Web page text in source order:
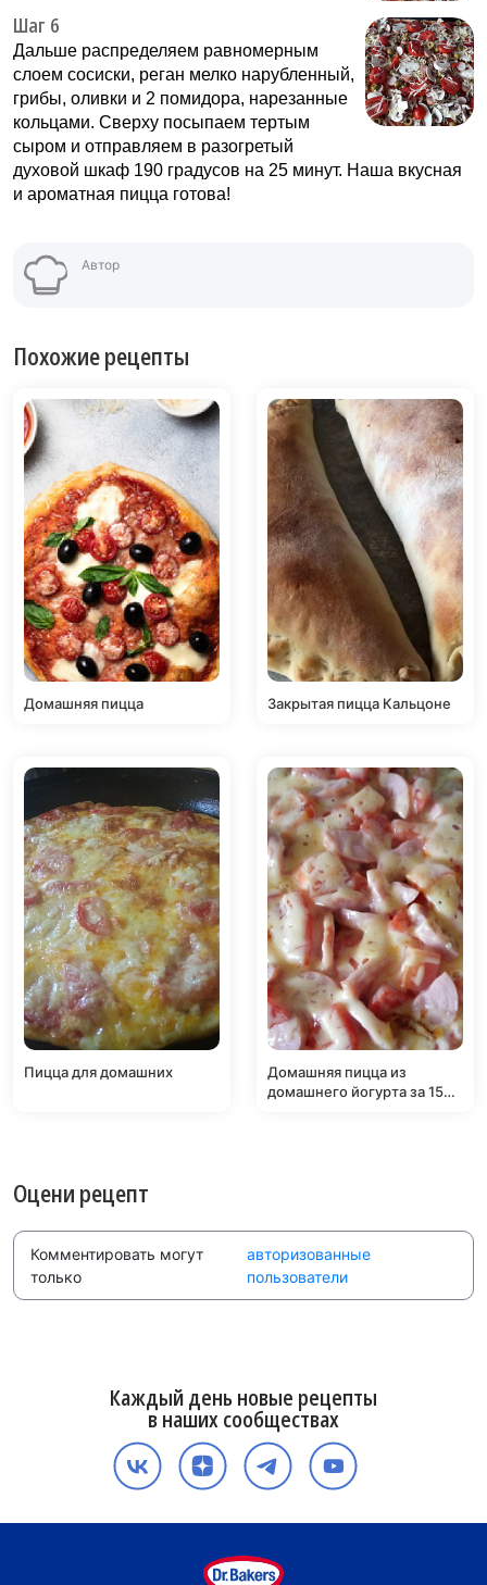
Шаг 6
Дальше распределяем равномерным
слоем сосиски, реган мелко нарубленный,
грибы, оливки и 2 помидора, нарезанные
кольцами. Сверху посыпаем тертым
сыром и отправляем в разогретый
духовой шкаф 190 градусов на 25 минут. Наша вкусная
и ароматная пицца готова!
Автор
Похожие рецепты
Домашняя пицца Закрытая пицца Кальцоне
Пицца для домашних
Домашняя пицца из
домашнего йогурта за 15
Оцени рецепт
Комментировать могут
только
авторизованные
пользователи
Каждый день новые рецепты
в наших сообществах